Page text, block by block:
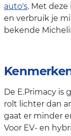
auto's. Met
en verbruik je
bekende
De E.Primacy is
rolt lichter dan
gaat er minder
Voor EV- en